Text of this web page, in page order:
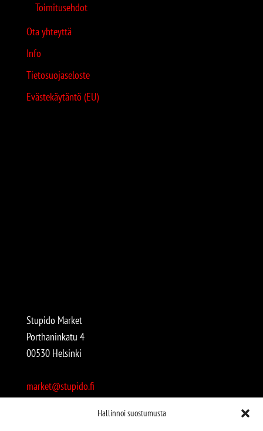
Hallinnoi suostumusta
Toimitusehdot
Ota yhteyttä
Info
Tietosuojaseloste
Evästekäytäntö (EU)
Stupido Market
Porthaninkatu 4
00530 Helsinki
market@stupido.fi